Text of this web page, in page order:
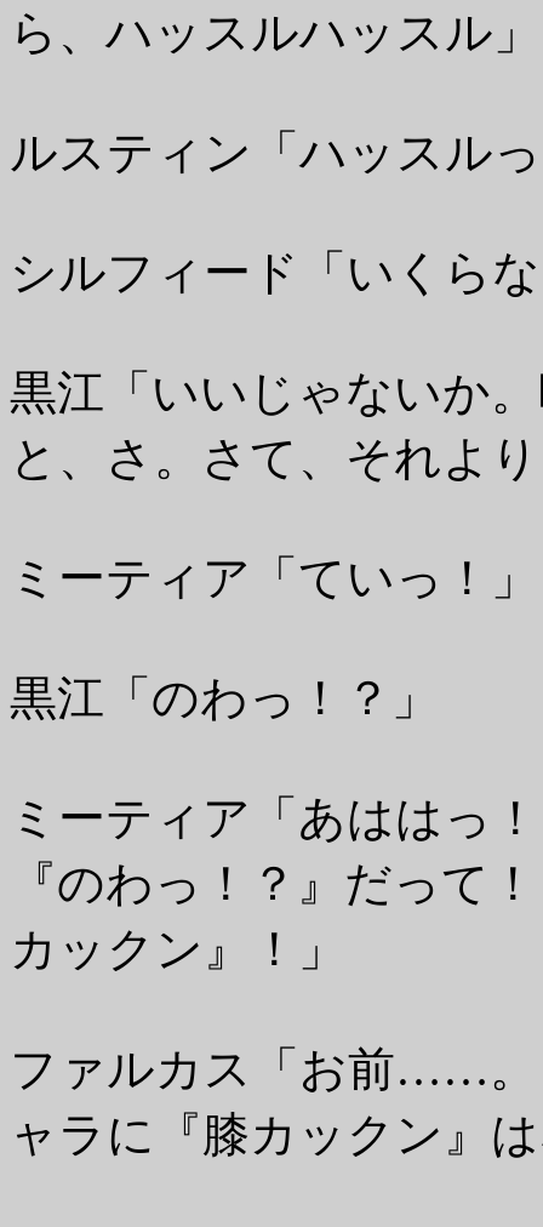
ら、ハッスルハッスル」
ルスティン「ハッスル
シルフィード「いくら
黒江「いいじゃないか
と、さ。さて、それよ
ミーティア「ていっ！」
黒江「のわっ！？」
ミーティア「あはは
『のわっ！？』だって
カックン』！」
ファルカス「お前……。
ャラに『膝カックン』